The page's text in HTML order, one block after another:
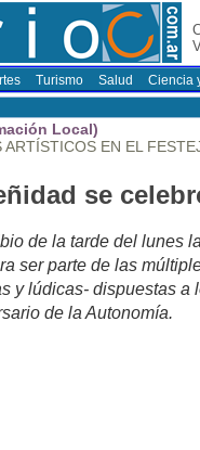
Turismo Salud Ciencia
Local)
ARTÍSTICOS EN EL
se
de la tarde del lunes
ser parte de las
y lúdicas- dispuestas
de la Autonomía.